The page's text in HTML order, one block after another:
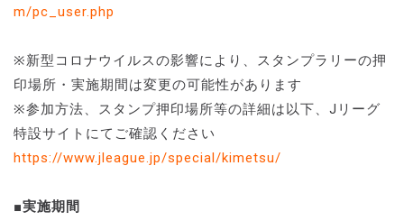
m/pc_user.php
※新型コロナウイルスの影響により、スタンプラリーの押
印場所・実施期間は変更の可能性があります
※参加方法、スタンプ押印場所等の詳細は以下、Jリーグ
特設サイトにてご確認ください
https://www.jleague.jp/special/kimetsu/
■実施期間